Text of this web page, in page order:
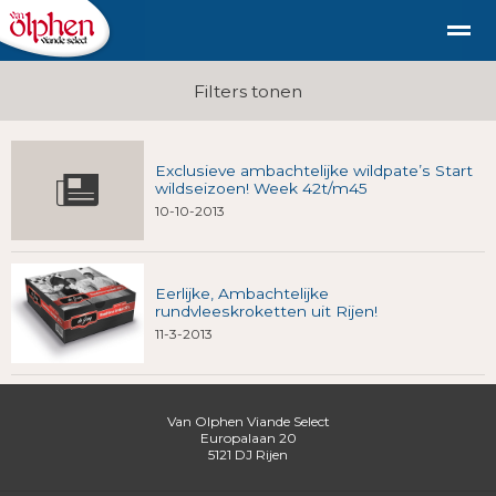
duurzaam diervriendelijk vlees uit de
Shop Nieuws Bellen E-mail
Filters tonen
Exclusieve ambachtelijke wildpate’s Start
wildseizoen! Week 42t/m45
10-10-2013
Eerlijke, Ambachtelijke
rundvleeskroketten uit Rijen!
11-3-2013
Van Olphen Viande Select
Europalaan 20
5121 DJ Rijen